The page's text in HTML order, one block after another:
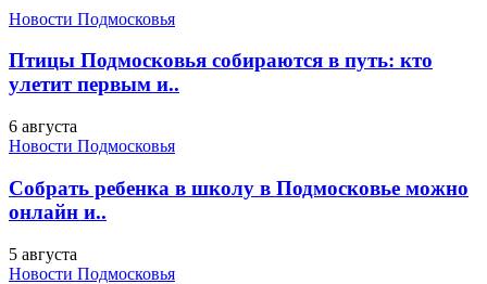
Новости Подмосковья
Птицы Подмосковья собираются в путь: кто
улетит первым и..
6 августа
Новости Подмосковья
Собрать ребенка в школу в Подмосковье можно
онлайн и..
5 августа
Новости Подмосковья